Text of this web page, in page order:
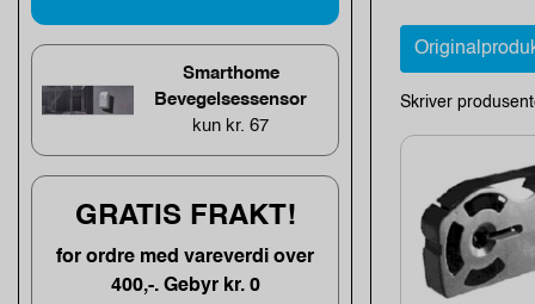
Smarthome
Bevegelsessensor
kun kr. 67
GRATIS FRAKT!
for ordre med vareverdi over
400,-. Gebyr kr. 0
Skriver